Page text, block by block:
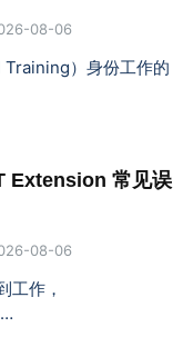
08-06
）身份工作的
Extension 常见误
08-06
工作，